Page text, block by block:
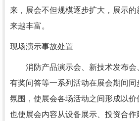
来，展会不但规模逐步扩大，展示
来越丰富。
现场演示事故处置
消防产品演示会、新技术发布会
有奖问答等一系列活动在展会期间
氛围，使展会各场活动之间形成以价
也使展会内容从设备展示、投资合作